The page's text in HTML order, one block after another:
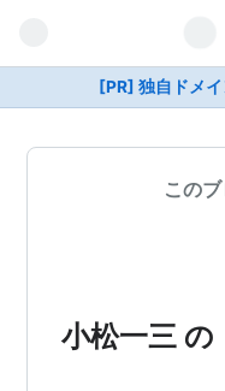
[PR] 独自ドメ
この
小松一三 の